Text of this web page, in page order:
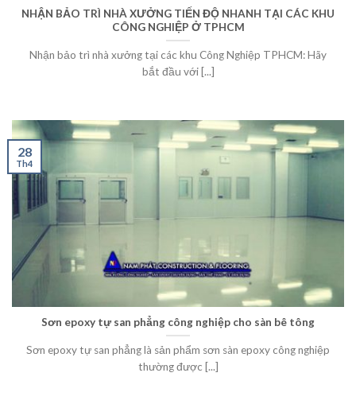
NHẬN BẢO TRÌ NHÀ XƯỞNG TIẾN ĐỘ NHANH TẠI CÁC KHU
CÔNG NGHIỆP Ở TPHCM
Nhận bảo trì nhà xưởng tại các khu Công Nghiệp TPHCM: Hãy
bắt đầu với [...]
Sơn epoxy tự san phẳng công nghiệp cho sàn bê tông
Sơn epoxy tự san phẳng là sản phẩm sơn sàn epoxy công nghiệp
thường được [...]
28
Th4